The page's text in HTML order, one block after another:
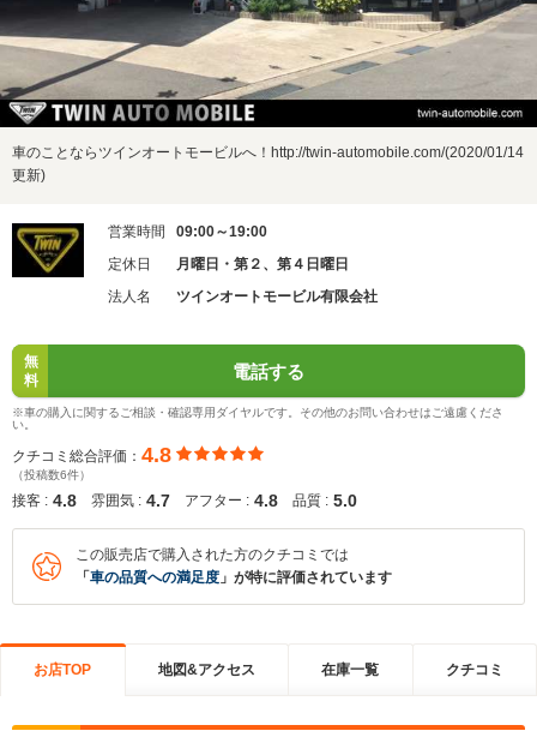
車のことならツインオートモービルへ！http://twin-automobile.com/(2020/01/14
更新)
営業時間
09:00～19:00
定休日
月曜日・第２、第４日曜日
法人名
ツインオートモービル有限会社
無
料
電話する
※車の購入に関するご相談・確認専用ダイヤルです。その他のお問い合わせはご遠慮くださ
い。
クチコミ総合評価： 4.8
（投稿数6件）
接客 : 4.8 雰囲気 : 4.7 アフター : 4.8 品質 : 5.0
この販売店で購入された方のクチコミでは
「 車の品質への満足度 」が特に評価されています
お店TOP 地図&アクセス 在庫一覧 クチコミ